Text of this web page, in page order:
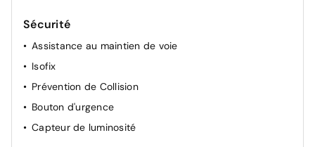
Sécurité
Assistance au maintien de voie
Isofix
Prévention de Collision
Bouton d'urgence
Capteur de luminosité